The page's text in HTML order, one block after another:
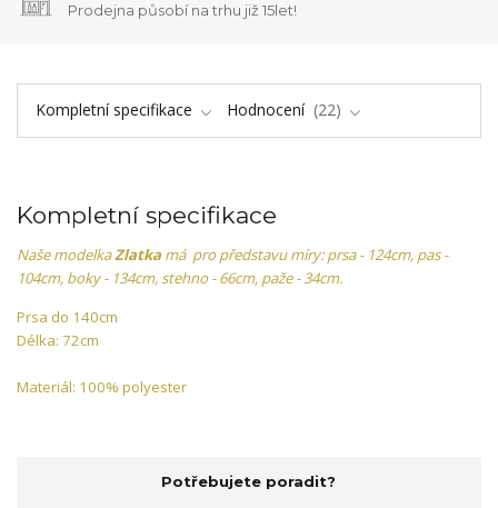
Prodejna působí na trhu již 15let!
Kompletní specifikace Hodnocení 22
Kompletní specifikace
Naše modelkaZlatkamá pro představu míry: prsa - 124cm, pas -
104cm, boky - 134cm, stehno - 66cm, paže - 34cm.
Prsa do 140cm
Délka: 72cm
Materiál: 100% polyester
Potřebujete poradit?